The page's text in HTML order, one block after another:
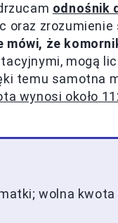
odnośnik
oraz
że
mogą
temu samotna
wynosi około
wolna